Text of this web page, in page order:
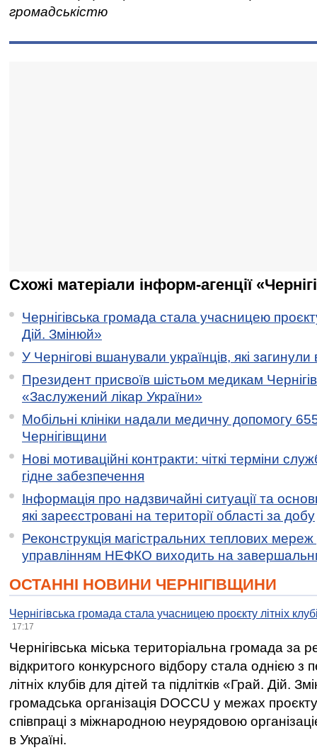
громадськістю
Схожі матеріали інформ-агенції
Чернігівська громада стала учасницею
Дій. Змінюй»
У Чернігові вшанували українців, які загинули
Президент присвоїв шістьом медикам
«Заслужений лікар України»
Мобільні клініки надали медичну допомогу
Чернігівщини
Нові мотиваційні контракти: чіткі терміни
гідне забезпечення
Інформація про надзвичайні ситуації та
які зареєстровані на території області за добу
Реконструкція магістральних теплових мереж
управлінням НЕФКО виходить на
ОСТАННІ НОВИНИ ЧЕРНІГІВЩИНИ
Чернігівська громада стала учасницею проєкту літніх
17:17
Чернігівська міська територіальна громада за
відкритого конкурсного відбору стала однією
літніх клубів для дітей та підлітків «Грай. Дій.
громадська організація DOCCU у межах
співпраці з міжнародною неурядовою
в Україні.